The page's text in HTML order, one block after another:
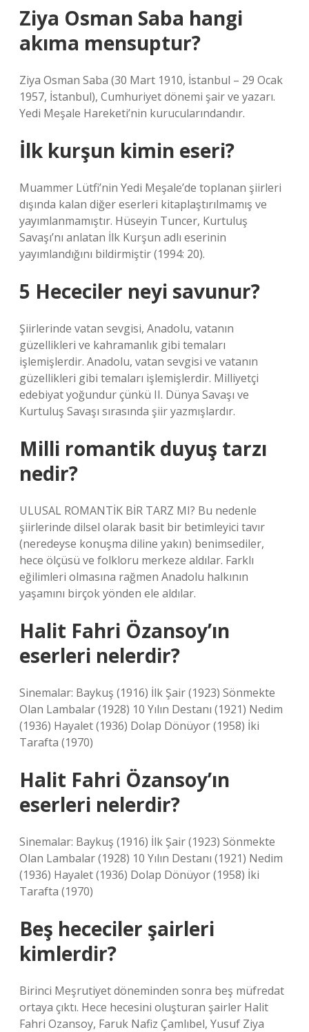
Ziya Osman Saba hangi
akıma mensuptur?
Ziya Osman Saba (30 Mart 1910, İstanbul – 29 Ocak
1957, İstanbul), Cumhuriyet dönemi şair ve yazarı.
Yedi Meşale Hareketi’nin kurucularındandır.
İlk kurşun kimin eseri?
Muammer Lütfi’nin Yedi Meşale’de toplanan şiirleri
dışında kalan diğer eserleri kitaplaştırılmamış ve
yayımlanmamıştır. Hüseyin Tuncer, Kurtuluş
Savaşı’nı anlatan İlk Kurşun adlı eserinin
yayımlandığını bildirmiştir (1994: 20).
5 Hececiler neyi savunur?
Şiirlerinde vatan sevgisi, Anadolu, vatanın
güzellikleri ve kahramanlık gibi temaları
işlemişlerdir. Anadolu, vatan sevgisi ve vatanın
güzellikleri gibi temaları işlemişlerdir. Milliyetçi
edebiyat yoğundur çünkü II. Dünya Savaşı ve
Kurtuluş Savaşı sırasında şiir yazmışlardır.
Milli romantik duyuş tarzı
nedir?
ULUSAL ROMANTİK BİR TARZ MI? Bu nedenle
şiirlerinde dilsel olarak basit bir betimleyici tavır
(neredeyse konuşma diline yakın) benimsediler,
hece ölçüsü ve folkloru merkeze aldılar. Farklı
eğilimleri olmasına rağmen Anadolu halkının
yaşamını birçok yönden ele aldılar.
Halit Fahri Özansoy’ın
eserleri nelerdir?
Sinemalar: Baykuş (1916) İlk Şair (1923) Sönmekte
Olan Lambalar (1928) 10 Yılın Destanı (1921) Nedim
(1936) Hayalet (1936) Dolap Dönüyor (1958) İki
Tarafta (1970)
Halit Fahri Özansoy’ın
eserleri nelerdir?
Sinemalar: Baykuş (1916) İlk Şair (1923) Sönmekte
Olan Lambalar (1928) 10 Yılın Destanı (1921) Nedim
(1936) Hayalet (1936) Dolap Dönüyor (1958) İki
Tarafta (1970)
Beş hececiler şairleri
kimlerdir?
Birinci Meşrutiyet döneminden sonra beş müfredat
ortaya çıktı. Hece hecesini oluşturan şairler Halit
Fahri Ozansoy, Faruk Nafiz Çamlıbel, Yusuf Ziya